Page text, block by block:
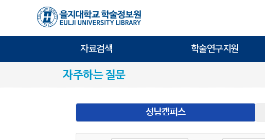
자료검색 학술연구지원
자주하는 질문
성남캠퍼스